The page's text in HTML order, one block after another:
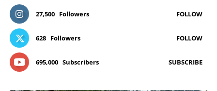
27,500 Followers FOLLOW
628 Followers FOLLOW
695,000 Subscribers SUBSCRIBE